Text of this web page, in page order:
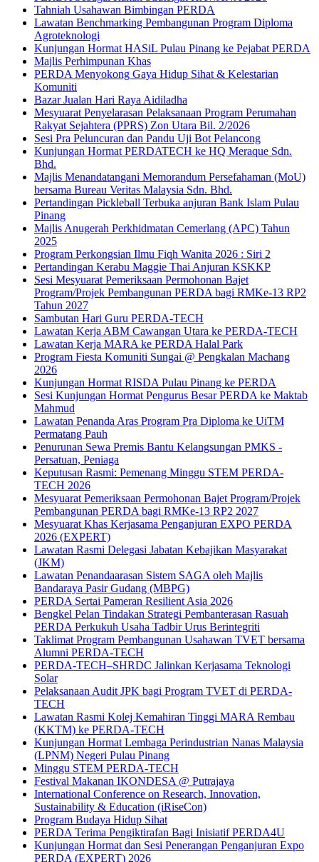
Tahniah Usahawan Bimbingan PERDA
Lawatan Benchmarking Pembangunan Program Diploma
Agroteknologi
Kunjungan Hormat HASiL Pulau Pinang ke Pejabat PERDA
Majlis Perhimpunan Khas
PERDA Menyokong Gaya Hidup Sihat & Kelestarian
Komuniti
Bazar Jualan Hari Raya Aidiladha
Mesyuarat Penyelarasan Pelaksanaan Program Perumahan
Rakyat Sejahtera (PPRS) Zon Utara Bil. 2/2026
Sesi Pra Peluncuran dan Pandu Uji Bot Pelancong
Kunjungan Hormat PERDATECH ke HQ Meraque Sdn.
Bhd.
Majlis Menandatangani Memorandum Persefahaman (MoU)
bersama Bureau Veritas Malaysia Sdn. Bhd.
Pertandingan Pickleball Terbuka anjuran Bank Islam Pulau
Pinang
Majlis Anugerah Perkhidmatan Cemerlang (APC) Tahun
2025
Program Perkongsian Ilmu Fiqh Wanita 2026 : Siri 2
Pertandingan Kerabu Maggie Thai Anjuran KSKKP
Sesi Mesyuarat Pemeriksaan Permohonan Bajet
Program/Projek Pembangunan PERDA bagi RMKe-13 RP2
Tahun 2027
Sambutan Hari Guru PERDA-TECH
Lawatan Kerja ABM Cawangan Utara ke PERDA-TECH
Lawatan Kerja MARA ke PERDA Halal Park
Program Fiesta Komuniti Sungai @ Pengkalan Machang
2026
Kunjungan Hormat RISDA Pulau Pinang ke PERDA
Sesi Kunjungan Hormat Pengurus Besar PERDA ke Maktab
Mahmud
Lawatan Penanda Aras Program Pra Diploma ke UiTM
Permatang Pauh
Penurunan Sewa Premis Bantu Kelangsungan PMKS -
Persatuan, Peniaga
Keputusan Rasmi: Pemenang Minggu STEM PERDA-
TECH 2026
Mesyuarat Pemeriksaan Permohonan Bajet Program/Projek
Pembangunan PERDA bagi RMKe-13 RP2 2027
Mesyuarat Khas Kerjasama Penganjuran EXPO PERDA
2026 (EXPERT)
Lawatan Rasmi Delegasi Jabatan Kebajikan Masyarakat
(JKM)
Lawatan Penandaarasan Sistem SAGA oleh Majlis
Bandaraya Pasir Gudang (MBPG)
PERDA Sertai Pameran Resilient Asia 2026
Bengkel Pelan Tindakan Strategi Pembanterasan Rasuah
PERDA Perkukuh Usaha Tadbir Urus Berintegriti
Taklimat Program Pembangunan Usahawan TVET bersama
Alumni PERDA-TECH
PERDA-TECH–SHRDC Jalinkan Kerjasama Teknologi
Solar
Pelaksanaan Audit JPK bagi Program TVET di PERDA-
TECH
Lawatan Rasmi Kolej Kemahiran Tinggi MARA Rembau
(KKTM) ke PERDA-TECH
Kunjungan Hormat Lembaga Perindustrian Nanas Malaysia
(LPNM) Negeri Pulau Pinang
Minggu STEM PERDA-TECH
Festival Makanan IKONDESA @ Putrajaya
International Conference on Research, Innovation,
Sustainability & Education (iRiseCon)
Program Budaya Hidup Sihat
PERDA Terima Pengiktirafan Bagi Inisiatif PERDA4U
Kunjungan Hormat dan Sesi Penerangan Penganjuran Expo
PERDA (EXPERT) 2026